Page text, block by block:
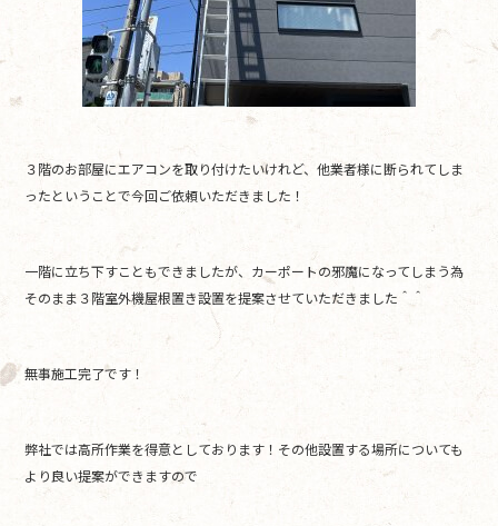
３階のお部屋にエアコンを取り付けたいけれど、他業者様に断られてしま
ったということで今回ご依頼いただきました！
一階に立ち下すこともできましたが、カーポートの邪魔になってしまう為
そのまま３階室外機屋根置き設置を提案させていただきました＾＾
無事施工完了です！
弊社では高所作業を得意としております！その他設置する場所についても
より良い提案ができますので